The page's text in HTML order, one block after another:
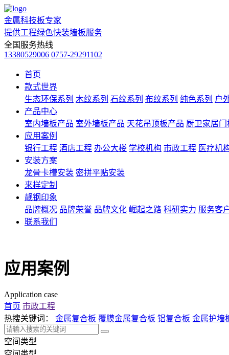
金属科技板专家
提供工程绿色快装墙板服务
全国服务热线
13380529006 0757-29291102
首页
款式世界
生态环保系列 木纹系列 石纹系列 布纹系列 纯色系列 户
产品中心
室内墙板产品 室外墙板产品 天花吊顶板产品 厨卫家居门
应用案例
银行工程 酒店工程 办公大楼 学校机构 市政工程 医疗机
安装方案
龙骨卡槽安装 密拼平贴安装
来样定制
靓钢印象
品牌概况 品牌荣誉 品牌文化 崛起之路 科研实力 服务客
联系我们
应用案例
Application case
首页 市政工程
热搜关键词：
金属复合板 覆膜金属复合板 铝复合板 金属护墙
空间类型